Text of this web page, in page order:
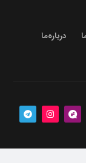
درباره‌‌ما